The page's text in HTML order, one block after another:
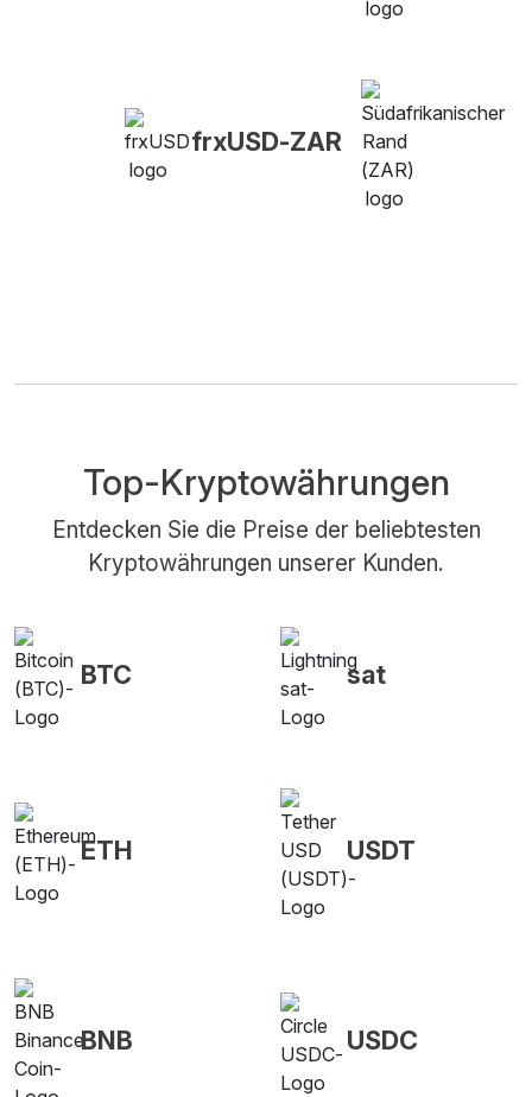
frxUSD-ZAR
Top-Kryptowährungen
Entdecken Sie die Preise der beliebtesten
Kryptowährungen unserer Kunden.
BTC sat
ETH USDT
BNB USDC